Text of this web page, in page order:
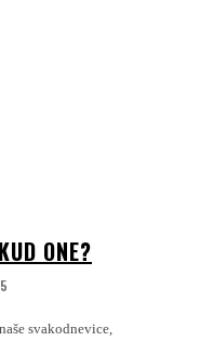
ONE?
svakodnevice,